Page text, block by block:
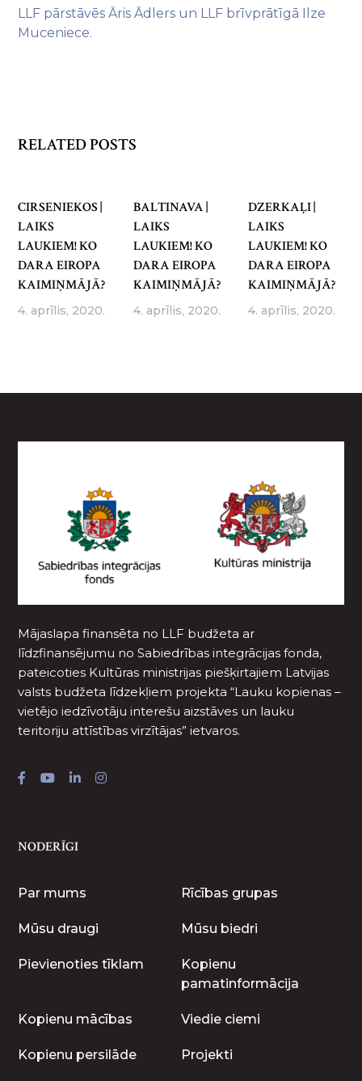
LLF pārstāvēs Āris Ādlers un LLF brīvprātīgā Ilze
Muceniece.
RELATED POSTS
CIRSENIEKOS |
LAIKS
LAUKIEM! KO
DARA EIROPA
KAIMIŅMĀJĀ?
4. aprīlis, 2020.
BALTINAVA |
LAIKS
LAUKIEM! KO
DARA EIROPA
KAIMIŅMĀJĀ?
4. aprīlis, 2020.
DZERKAĻI |
LAIKS
LAUKIEM! KO
DARA EIROPA
KAIMIŅMĀJĀ?
4. aprīlis, 2020.
Mājaslapa finansēta no LLF budžeta ar
līdzfinansējumu no Sabiedrības integrācijas fonda,
pateicoties Kultūras ministrijas piešķirtajiem Latvijas
valsts budžeta līdzekļiem projekta “Lauku kopienas –
vietējo iedzīvotāju interešu aizstāves un lauku
teritoriju attīstības virzītājas” ietvaros.
NODERĪGI
Par mums Rīcības grupas
Mūsu draugi Mūsu biedri
Pievienoties tīklam
Kopienu
pamatinformācija
Kopienu mācības Viedie ciemi
Kopienu persilāde Projekti